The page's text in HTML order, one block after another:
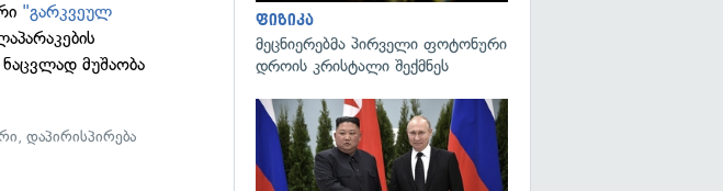
"გარკვეულ
მუშაობა
,დაპირისპირება
ფიზიკა
მეცნიერებმა პირველი ფოტონური
დროის კრისტალი შექმნეს